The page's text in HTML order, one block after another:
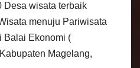
Desa wisata terbaik
menuju Pariwisata
Balai Ekonomi (
Magelang,